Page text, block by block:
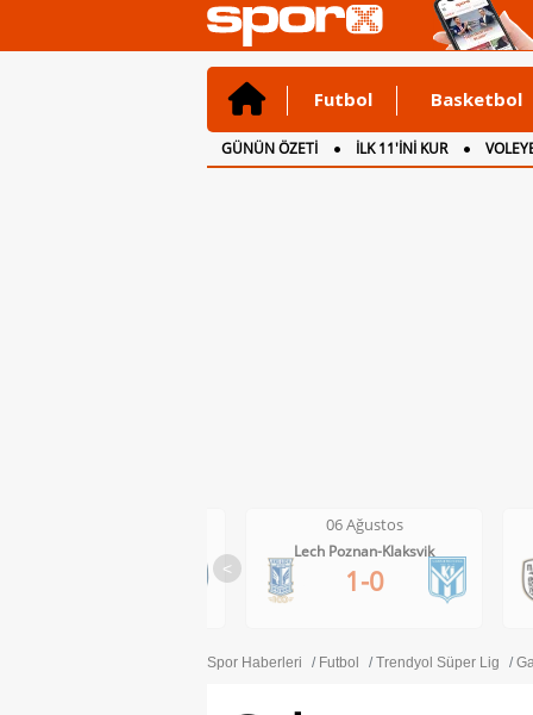
Futbol Basketbol
GÜNÜN ÖZETİ İLK 11'İNİ KUR
CANLI ANLATIM
İNGİLTERE
<
06 Ağustos
PAOK-Anderlecht
0-1
Spor Haberleri Futbol Trendyol Süper Lig